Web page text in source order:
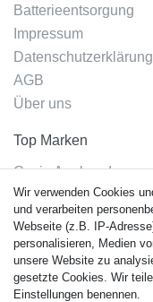
Batterieentsorgung
Impressum
Datenschutzerklärung
AGB
Über uns
Top Marken
Casio Armband
Festina Armband
Citizen Armband
M. Lacroix Armband
J. Lemans Armband
Uhrenarmbänder - Alle
Wir verwenden Cookies
und verarbeiten
Webseite (z.B. IP-
personalisieren, Medien
unsere Website zu
gesetzte Cookies. Wir
Einstellungen benennen.